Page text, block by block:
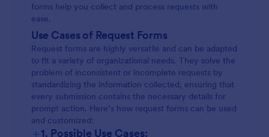
forms help you collect and process requests with
ease.
Use Cases of Request Forms
Request forms are highly versatile and can be adapted
to fit a variety of organizational needs. They solve the
problem of inconsistent or incomplete requests by
standardizing the information collected, ensuring that
every submission contains the necessary details for
prompt action. Here’s how request forms can be used
and customized:
+1. Possible Use Cases: